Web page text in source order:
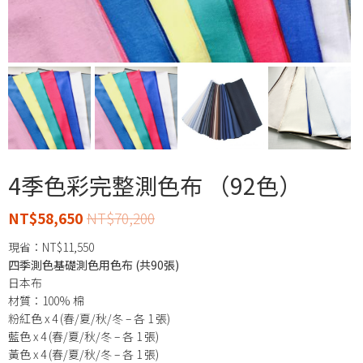
4季色彩完整測色布 （92色）
NT$70,200
NT$58,650
現省： NT$11,550
四季測色基礎測色用色布 (共90張)
日本布
材質：100% 棉
粉紅色 x 4 (春/夏/秋/冬 – 各 1 張)
藍色 x 4 (春/夏/秋/冬 – 各 1 張)
黃色 x 4 (春/夏/秋/冬 – 各 1 張)